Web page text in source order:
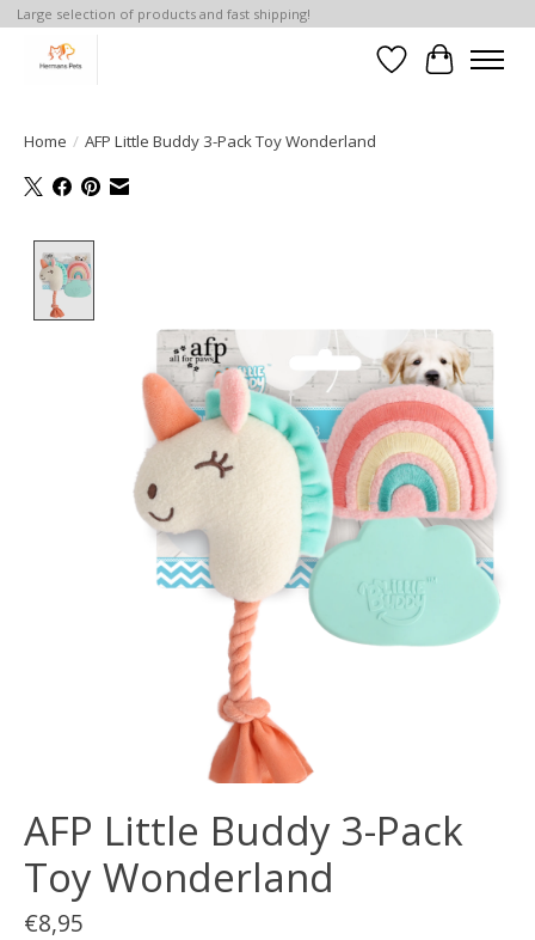
Large selection of products and fast shipping!
Verlanglijst
Home / AFP Little Buddy 3-Pack Toy Wonderland
AFP Little Buddy 3-Pack
Toy Wonderland
€8,95